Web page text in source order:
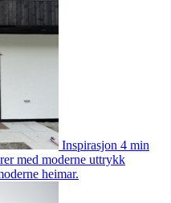
Inspirasjon 4 min
med moderne uttrykk
heimar.